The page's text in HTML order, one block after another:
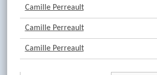
Camille Perreault
Camille Perreault
Camille Perreault